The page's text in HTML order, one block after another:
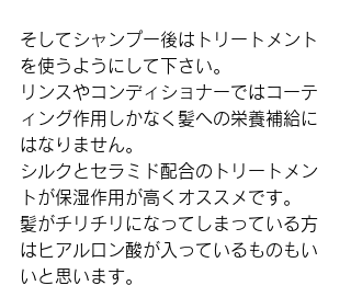
そしてシャンプー後はトリートメント
を使うようにして下さい。
リンスやコンディショナーではコーテ
ィング作用しかなく髪への栄養補給に
はなりません。
シルクとセラミド配合のトリートメン
トが保湿作用が高くオススメです。
髪がチリチリになってしまっている方
はヒアルロン酸が入っているものもい
いと思います。